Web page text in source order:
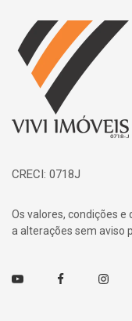
Página inicial
CRECI: 0718J
Os valores, condições
a alterações sem aviso
Youtube Facebook